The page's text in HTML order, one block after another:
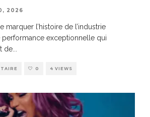
2026
marquer l’histoire de l’industrie
performance exceptionnelle qui
de
0 4 VIEWS